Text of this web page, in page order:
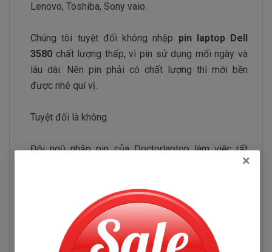
Lenovo, Toshiba, Sony vaio.
Chúng tôi tuyệt đối không nhập pin laptop Dell
3580 chất lượng thấp, vì pin sử dụng mổi ngày và
lâu dài. Nên pin phải có chất lượng thì mới bền
được nhé quí vị.
Tuyệt đối là không.
Đội ngũ nhập pin của Doctorlaptop làm việc rất
chăm chỉ test pin và kiểm tra pin liên tục để chỉ
chuyên sản xuất pin chất lượng tốt.
×